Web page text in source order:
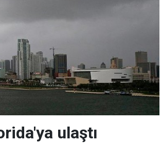
ulaştı